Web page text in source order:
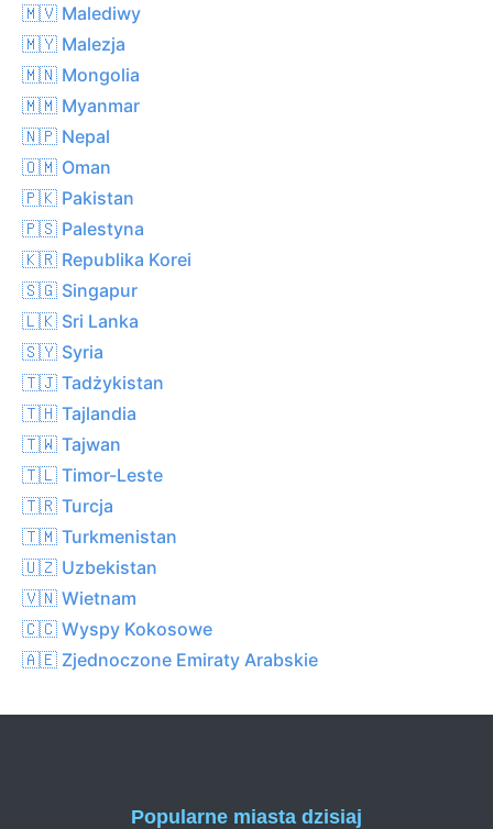
🇲🇻 Malediwy
🇲🇾 Malezja
🇲🇳 Mongolia
🇲🇲 Myanmar
🇳🇵 Nepal
🇴🇲 Oman
🇵🇰 Pakistan
🇵🇸 Palestyna
🇰🇷 Republika Korei
🇸🇬 Singapur
🇱🇰 Sri Lanka
🇸🇾 Syria
🇹🇯 Tadżykistan
🇹🇭 Tajlandia
🇹🇼 Tajwan
🇹🇱 Timor-Leste
🇹🇷 Turcja
🇹🇲 Turkmenistan
🇺🇿 Uzbekistan
🇻🇳 Wietnam
🇨🇨 Wyspy Kokosowe
🇦🇪 Zjednoczone Emiraty Arabskie
Popularne miasta dzisiaj